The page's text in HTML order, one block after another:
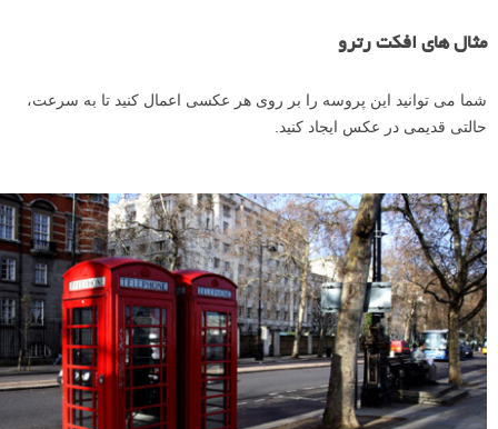
مثال های افکت رترو
شما می توانید این پروسه را بر روی هر عکسی اعمال کنید تا به سرعت،
حالتی قدیمی در عکس ایجاد کنید.